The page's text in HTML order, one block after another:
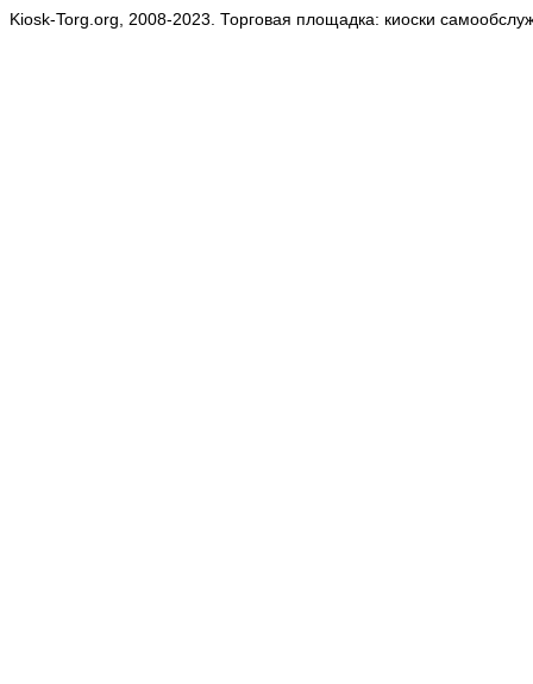
Kiosk-Torg.org, 2008-2023. Торговая площадка: киоски